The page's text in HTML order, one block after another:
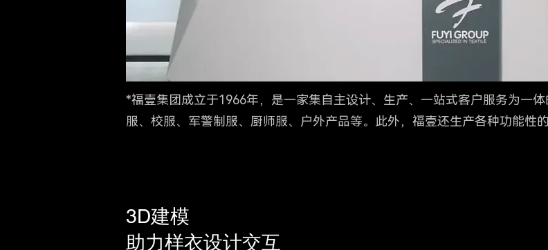
*福壹集团成立于1966年，是一家集自主设计、生产、一站式客户服务为一
服、校服、军警制服、厨师服、户外产品等。此外，福壹还生产各种功能性
3D建模
助力样衣设计交互